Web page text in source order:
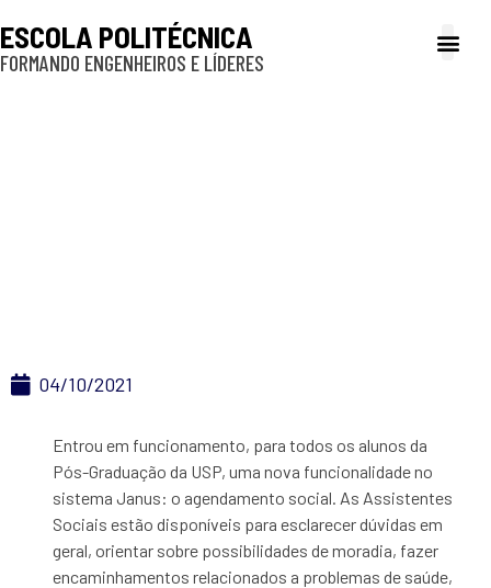
ESCOLA POLITÉCNICA
FORMANDO ENGENHEIROS E LÍDERES
04/10/2021
Entrou em funcionamento, para todos os alunos da
Pós-Graduação da USP, uma nova funcionalidade no
sistema Janus: o agendamento social. As Assistentes
Sociais estão disponíveis para esclarecer dúvidas em
geral, orientar sobre possibilidades de moradia, fazer
encaminhamentos relacionados a problemas de saúde,